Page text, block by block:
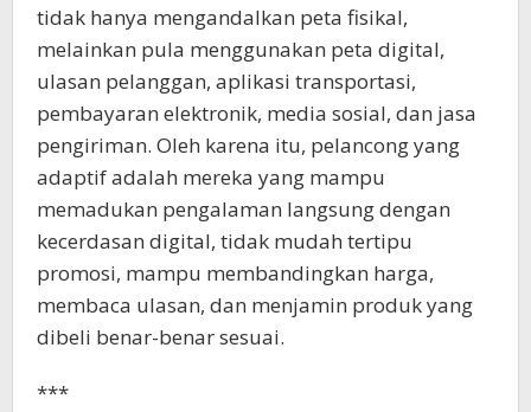
tidak hanya mengandalkan peta fisikal,
melainkan pula menggunakan peta digital,
ulasan pelanggan, aplikasi transportasi,
pembayaran elektronik, media sosial, dan jasa
pengiriman. Oleh karena itu, pelancong yang
adaptif adalah mereka yang mampu
memadukan pengalaman langsung dengan
kecerdasan digital, tidak mudah tertipu
promosi, mampu membandingkan harga,
membaca ulasan, dan menjamin produk yang
dibeli benar-benar sesuai.
***